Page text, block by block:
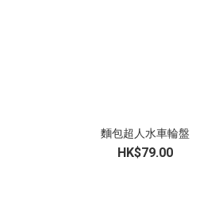
麵包超人水車輪盤
HK$79.00